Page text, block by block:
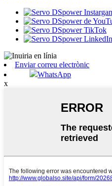
Enviar correu electrònic
WhatsApp
x